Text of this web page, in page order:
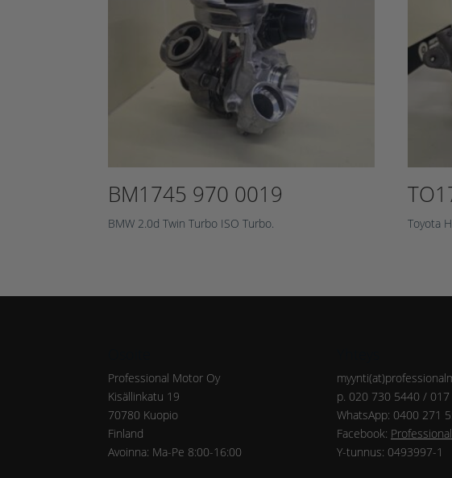
BM1745 970 0019
BMW 2.0d Twin Turbo ISO Turbo. Toyota
Professional Motor Oy
Kisällinkatu 19
70780 Kuopio
Finland
Avoinna: Ma-Pe 8:00-16:00
p. 020 730 5440 /
WhatsApp: 0400 271
Facebook:
Y-tunnus: 0493997-1